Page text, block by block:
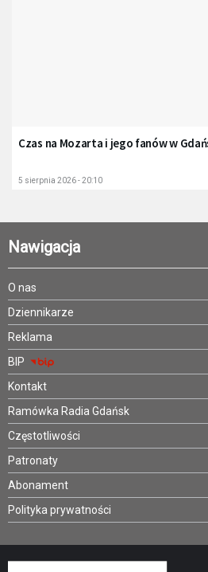
Czas na Mozarta i jego fanów w
5 sierpnia 2026 - 20:10
Nawigacja
O nas
Dziennikarze
Reklama
BIP
Kontakt
Ramówka Radia Gdańsk
Częstotliwości
Patronaty
Abonament
Polityka prywatności